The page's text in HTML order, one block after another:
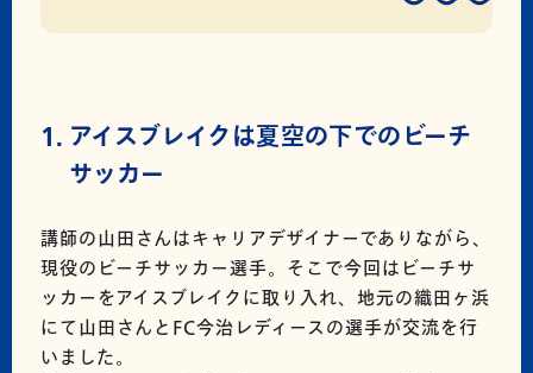
アイスブレイクは夏空の下でのビーチ
サッカー
講師の山田さんはキャリアデザイナーでありながら、
現役のビーチサッカー選手。そこで今回はビーチサ
ッカーをアイスブレイクに取り入れ、地元の織田ヶ浜
にて山田さんとFC今治レディースの選手が交流を行
いました。